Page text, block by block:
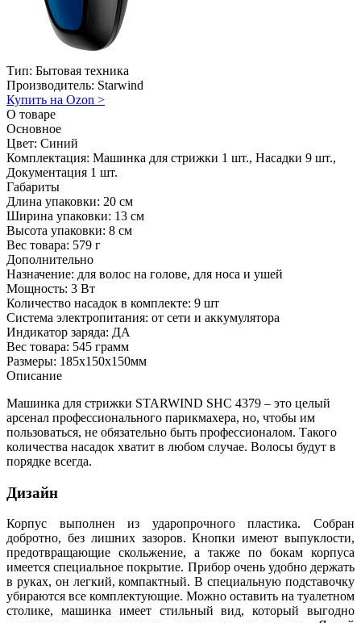
Тип: Бытовая техника
Производитель: Starwind
Купить на Ozon >
О товаре
Основное
Цвет: Синий
Комплектация: Машинка для стрижки 1 шт., Насадки 9 шт.,
Документация 1 шт.
Габариты
Длина упаковки: 20 см
Ширина упаковки: 13 см
Высота упаковки: 8 см
Вес товара: 579 г
Дополнительно
Назначение: для волос на голове, для носа и ушей
Мощность: 3 Вт
Количество насадок в комплекте: 9 шт
Система электропитания: от сети и аккумулятора
Индикатор заряда: ДА
Вес товара: 545 грамм
Размеры: 185x150x150мм
Описание
Машинка для стрижки STARWIND SHC 4379 – это целый
арсенал профессионального парикмахера, но, чтобы им
пользоваться, не обязательно быть профессионалом. Такого
количества насадок хватит в любом случае. Волосы будут в
порядке всегда.
Дизайн
Корпус выполнен из ударопрочного пластика. Собран
добротно, без лишних зазоров. Кнопки имеют выпуклости,
предотвращающие скольжение, а также по бокам корпуса
имеется специальное покрытие. Прибор очень удобно держать
в руках, он легкий, компактный. В специальную подставочку
убираются все комплектующие. Можно оставить на туалетном
столике, машинка имеет стильный вид, который выгодно